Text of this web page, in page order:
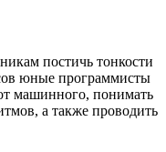
постичь тонкости
юные программисты
машинного, понимать
а также проводить